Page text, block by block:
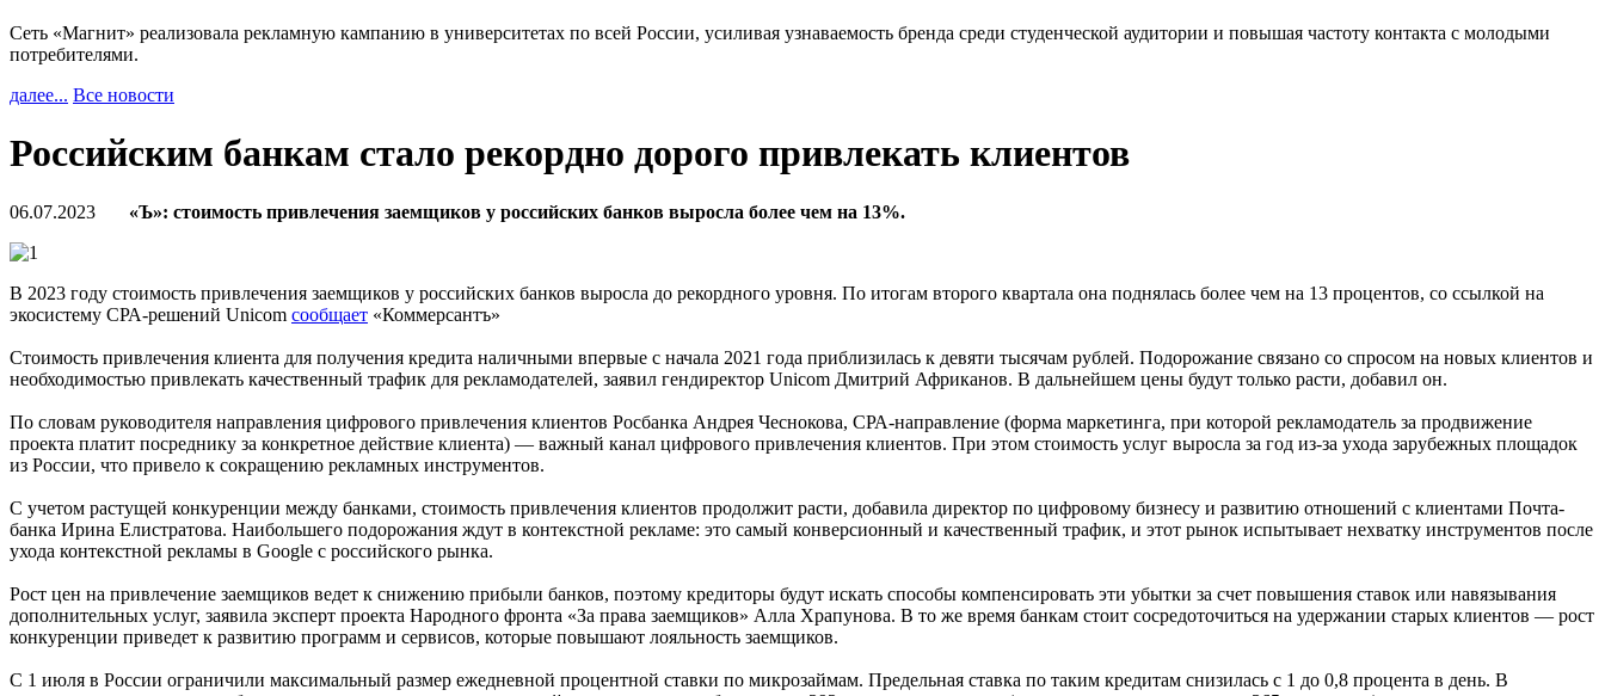
Сеть «Магнит» реализовала рекламную кампанию в университетах по всей России, усиливая узнаваемость бренда среди студенческой аудитории и повышая частоту контакта с молодыми
потребителями.
далее... Все новости
Российским банкам стало рекордно дорого привлекать клиентов
06.07.2023 «Ъ»: стоимость привлечения заемщиков у российских банков выросла более чем на 13%.
В 2023 году стоимость привлечения заемщиков у российских банков выросла до рекордного уровня. По итогам второго квартала она поднялась более чем на 13 процентов, со ссылкой на
экосистему СРА-решений Unicom сообщает «Коммерсантъ»
Стоимость привлечения клиента для получения кредита наличными впервые с начала 2021 года приблизилась к девяти тысячам рублей. Подорожание связано со спросом на новых клиентов и
необходимостью привлекать качественный трафик для рекламодателей, заявил гендиректор Unicom Дмитрий Африканов. В дальнейшем цены будут только расти, добавил он.
По словам руководителя направления цифрового привлечения клиентов Росбанка Андрея Чеснокова, СРА-направление (форма маркетинга, при которой рекламодатель за продвижение
проекта платит посреднику за конкретное действие клиента) — важный канал цифрового привлечения клиентов. При этом стоимость услуг выросла за год из-за ухода зарубежных площадок
из России, что привело к сокращению рекламных инструментов.
С учетом растущей конкуренции между банками, стоимость привлечения клиентов продолжит расти, добавила директор по цифровому бизнесу и развитию отношений с клиентами Почта-
банка Ирина Елистратова. Наибольшего подорожания ждут в контекстной рекламе: это самый конверсионный и качественный трафик, и этот рынок испытывает нехватку инструментов после
ухода контекстной рекламы в Google с российского рынка.
Рост цен на привлечение заемщиков ведет к снижению прибыли банков, поэтому кредиторы будут искать способы компенсировать эти убытки за счет повышения ставок или навязывания
дополнительных услуг, заявила эксперт проекта Народного фронта «За права заемщиков» Алла Храпунова. В то же время банкам стоит сосредоточиться на удержании старых клиентов — рост
конкуренции приведет к развитию программ и сервисов, которые повышают лояльность заемщиков.
С 1 июля в России ограничили максимальный размер ежедневной процентной ставки по микрозаймам. Предельная ставка по таким кредитам снизилась с 1 до 0,8 процента в день. В